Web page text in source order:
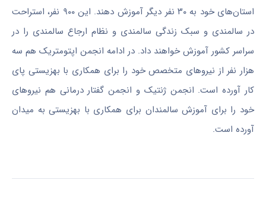
استان‌های خود به ۳۰ نفر دیگر آموزش دهند. این ۹۰۰ نفر، استراحت
در سالمندی و سبک زندگی سالمندی و نظام ارجاع سالمندی را در
سراسر کشور آموزش خواهند داد. در ادامه انجمن اپتومتریک هم سه
هزار نفر از نیروهای متخصص خود را برای همکاری با بهزیستی پای
کار آورده است. انجمن ژنتیک و انجمن گفتار درمانی هم نیروهای
خود را برای آموزش سالمندان برای همکاری با بهزیستی به میدان
آورده است.